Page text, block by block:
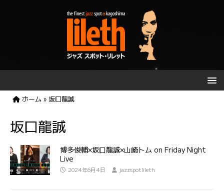
ホーム » 坂口龍誠
坂口龍誠
博多俊輔×坂口龍誠×山崎トム on Friday Night
Live
2024年6月4日 jazzspotlileth